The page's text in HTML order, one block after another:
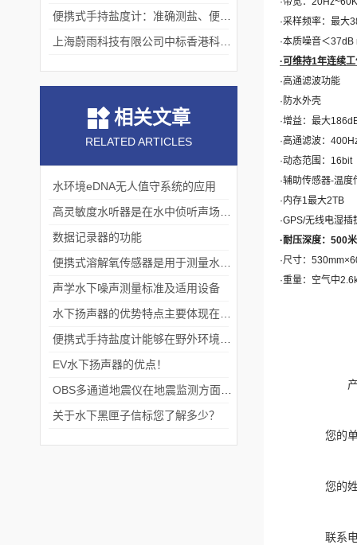
·采样频率：最大
·本质噪音＜37dB
·可维持1年连续
·高通滤波功能
· 防水外壳
·增益：最大
·高通滤波：
·动态范围： 16bit
·辅助传感器-温度
· 内存1最大2TB
·GPS/无线电湿插
·耐压深度： 500米
·尺寸： 530
·重量：空气中
您的
您的
联系
相关文章
RELATED ARTICLES
​水环境eDNA无人值守系统的应用
数据记录器的功能
声学水下噪声测量标准及适用设备
EV水下扬声器的优点！
关于水下黑匣子信标您了解多少？